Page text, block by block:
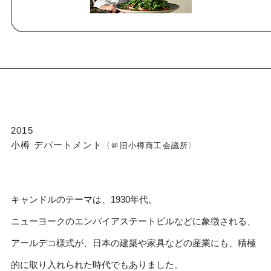
2015
小樽 デパートメント
〈＠旧小樽商工会議所〉
キャンドルのテーマは、1930年代。
ニューヨークのエンパイアステートビルなどに象徴される、
アールデコ様式が、日本の建築や家具などの産業にも、積極
的に取り入れられた時代でもありました。